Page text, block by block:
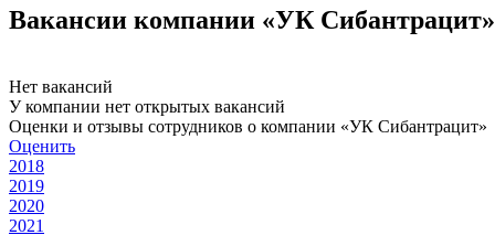
Вакансии компании «УК Сибантрацит»
Нет вакансий
У компании нет открытых вакансий
Оценки и отзывы сотрудников о компании «УК Сибантрацит»
Оценить
2018
2019
2020
2021